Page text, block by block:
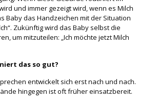
und immer gezeigt wird, wenn es Milch
Baby das Handzeichen mit der Situation
Zukünftig wird das Baby selbst die
um mitzuteilen: „Ich möchte jetzt Milch
das so gut?
entwickelt sich erst nach und nach.
hingegen ist oft früher einsatzbereit.